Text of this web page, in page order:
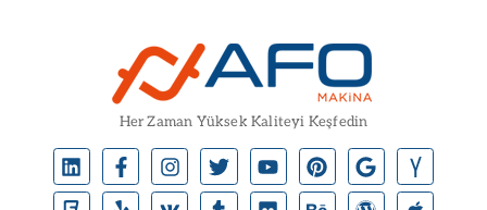
Her Zaman Yüksek Kaliteyi Keşfedin